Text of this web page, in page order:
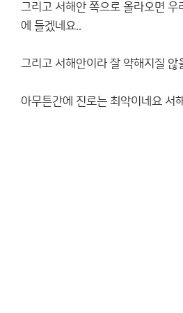
그리고 서해안 쪽으로 올라오면 우
에 들겠네요..
그리고 서해안이라 잘 약해지질 않
아무튼간에 진로는 최악이네요 서